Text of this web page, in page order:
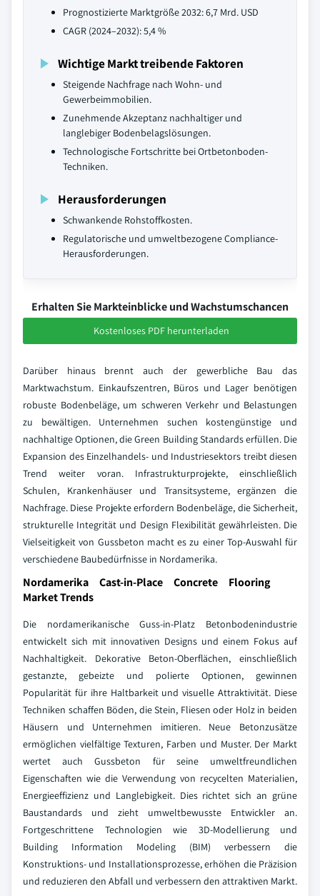
Prognostizierte Marktgröße 2032: 6,7 Mrd. USD
CAGR (2024–2032): 5,4 %
Wichtige Markt treibende Faktoren
Steigende Nachfrage nach Wohn- und
Gewerbeimmobilien.
Zunehmende Akzeptanz nachhaltiger und
langlebiger Bodenbelagslösungen.
Technologische Fortschritte bei Ortbetonboden-
Techniken.
Herausforderungen
Schwankende Rohstoffkosten.
Regulatorische und umweltbezogene Compliance-
Herausforderungen.
Erhalten Sie Markteinblicke und Wachstumschancen
Kostenloses PDF herunterladen
Darüber hinaus brennt auch der gewerbliche Bau das
Marktwachstum. Einkaufszentren, Büros und Lager benötigen
robuste Bodenbeläge, um schweren Verkehr und Belastungen
zu bewältigen. Unternehmen suchen kostengünstige und
nachhaltige Optionen, die Green Building Standards erfüllen. Die
Expansion des Einzelhandels- und Industriesektors treibt diesen
Trend weiter voran. Infrastrukturprojekte, einschließlich
Schulen, Krankenhäuser und Transitsysteme, ergänzen die
Nachfrage. Diese Projekte erfordern Bodenbeläge, die Sicherheit,
strukturelle Integrität und Design Flexibilität gewährleisten. Die
Vielseitigkeit von Gussbeton macht es zu einer Top-Auswahl für
verschiedene Baubedürfnisse in Nordamerika.
Nordamerika Cast-in-Place Concrete Flooring
Market Trends
Die nordamerikanische Guss-in-Platz Betonbodenindustrie
entwickelt sich mit innovativen Designs und einem Fokus auf
Nachhaltigkeit. Dekorative Beton-Oberflächen, einschließlich
gestanzte, gebeizte und polierte Optionen, gewinnen
Popularität für ihre Haltbarkeit und visuelle Attraktivität. Diese
Techniken schaffen Böden, die Stein, Fliesen oder Holz in beiden
Häusern und Unternehmen imitieren. Neue Betonzusätze
ermöglichen vielfältige Texturen, Farben und Muster. Der Markt
wertet auch Gussbeton für seine umweltfreundlichen
Eigenschaften wie die Verwendung von recycelten Materialien,
Energieeffizienz und Langlebigkeit. Dies richtet sich an grüne
Baustandards und zieht umweltbewusste Entwickler an.
Fortgeschrittene Technologien wie 3D-Modellierung und
Building Information Modeling (BIM) verbessern die
Konstruktions- und Installationsprozesse, erhöhen die Präzision
und reduzieren den Abfall und verbessern den attraktiven Markt.